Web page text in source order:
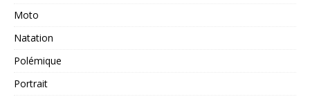
Moto
Natation
Polémique
Portrait